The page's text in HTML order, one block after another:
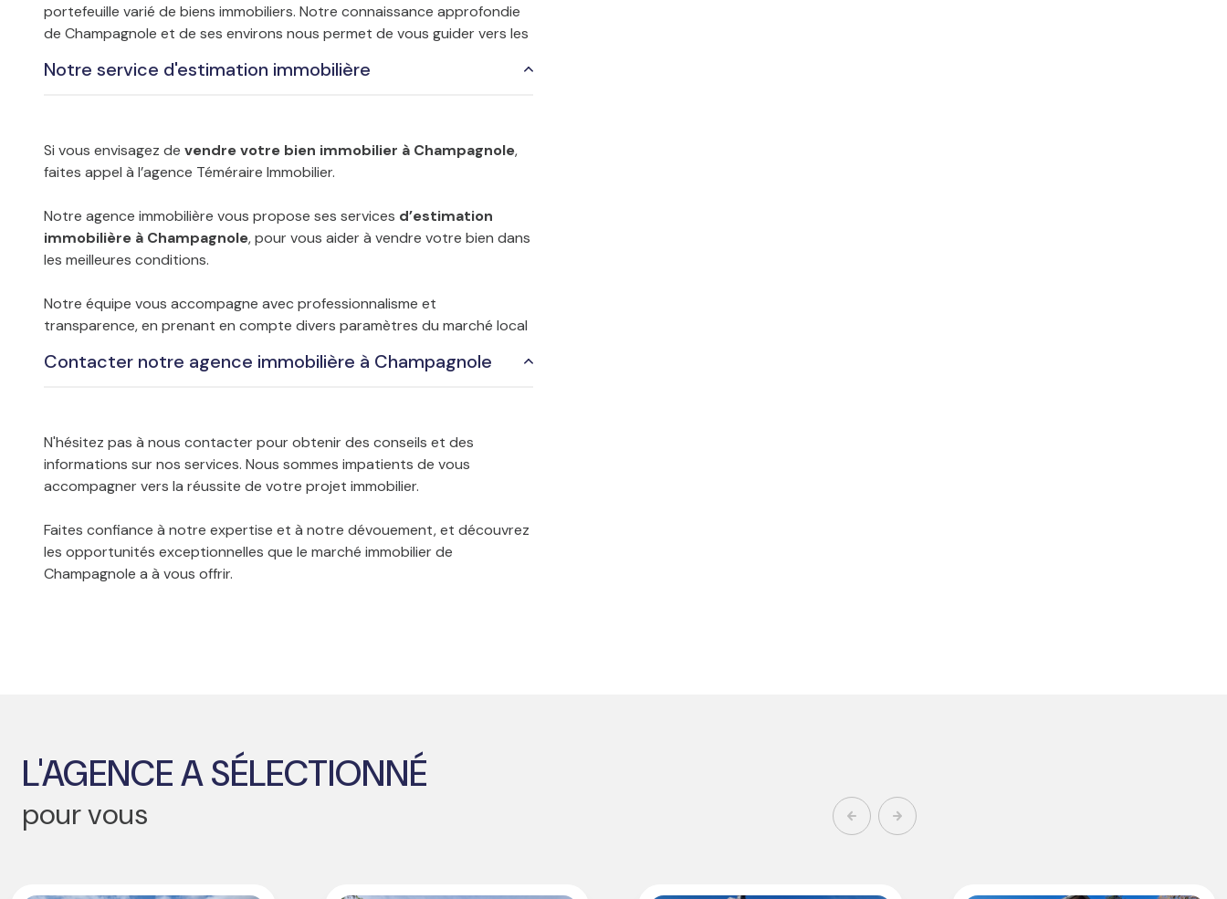
portefeuille varié de biens immobiliers. Notre connaissance approfondie
de Champagnole et de ses environs nous permet de vous guider vers les
Notre service d'estimation immobilière
Si vous envisagez de vendre votre bien immobilier à Champagnole,
faites appel à l’agence Téméraire Immobilier.
Notre agence immobilière vous propose ses services d’estimation
immobilière à Champagnole, pour vous aider à vendre votre bien dans
les meilleures conditions.
Notre équipe vous accompagne avec professionnalisme et
transparence, en prenant en compte divers paramètres du marché local
Contacter notre agence immobilière à Champagnole
N'hésitez pas à nous contacter pour obtenir des conseils et des
informations sur nos services. Nous sommes impatients de vous
accompagner vers la réussite de votre projet immobilier.
Faites confiance à notre expertise et à notre dévouement, et découvrez
les opportunités exceptionnelles que le marché immobilier de
Champagnole a à vous offrir.
L'AGENCE A SÉLECTIONNÉ
pour vous